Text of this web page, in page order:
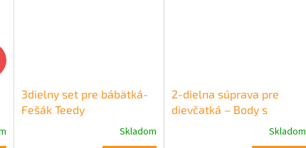
3dielny set pre bábätká-
Fešák Teedy
Skladom
2-dielna súprava pre
dievčatká – Body s
čipkovaným golierom a
Skladom